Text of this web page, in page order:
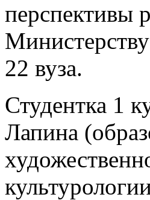
перспективы
22 вуза.
Студентка 1
Лапина